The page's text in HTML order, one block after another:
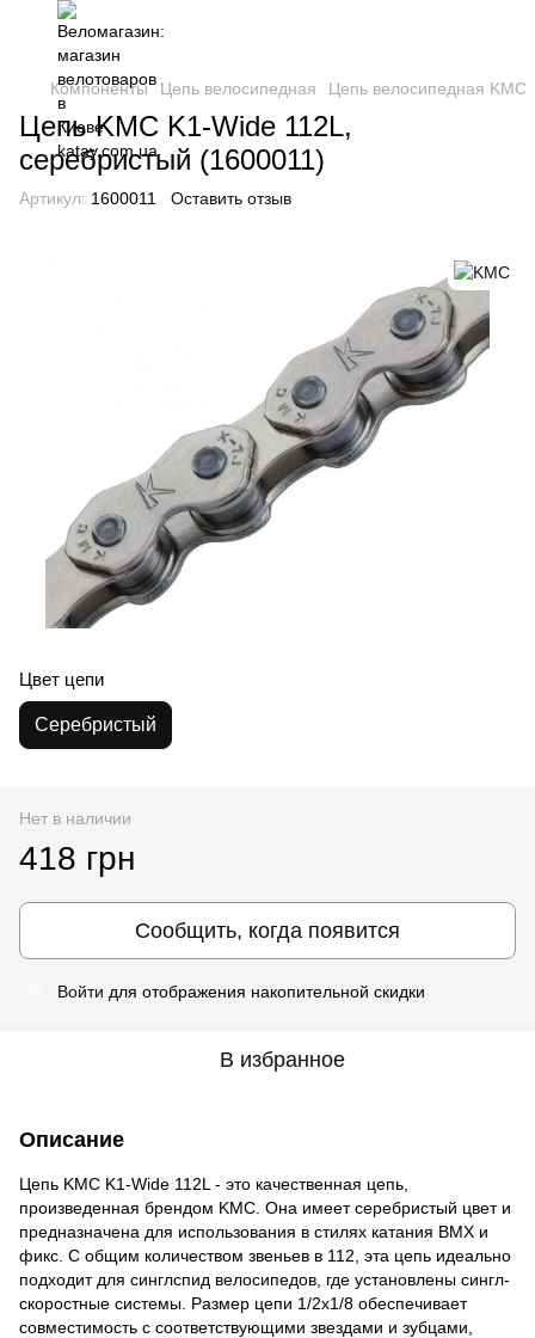
Компоненты Цепь велосипедная Цепь велосипедная KMC
Цепь KMC K1-Wide 112L,
серебристый (1600011)
Артикул: 1600011 Оставить отзыв
Цвет цепи
Серебристый
Нет в наличии
418 грн
Сообщить, когда появится
Войти для отображения накопительной скидки
В избранное
Описание
Цепь KMC K1-Wide 112L - это качественная цепь,
произведенная брендом KMC. Она имеет серебристый цвет и
предназначена для использования в стилях катания BMX и
фикс. С общим количеством звеньев в 112, эта цепь идеально
подходит для синглспид велосипедов, где установлены сингл-
скоростные системы. Размер цепи 1/2x1/8 обеспечивает
совместимость с соответствующими звездами и зубцами,